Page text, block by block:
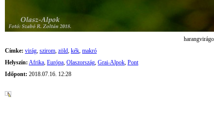
Címke: virág, szirom, zöld, kék, makró
Helyszín: Afrika, Európa, Olaszország, Grai-Alpok, Pont
Időpont: 2018.07.16. 12:28